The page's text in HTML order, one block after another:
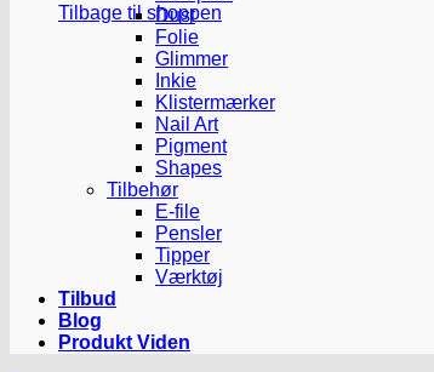
Tilbage til shoppen
Dust
Folie
Glimmer
Inkie
Klistermærker
Nail Art
Pigment
Shapes
Tilbehør
E-file
Pensler
Tipper
Værktøj
Tilbud
Blog
Produkt Viden